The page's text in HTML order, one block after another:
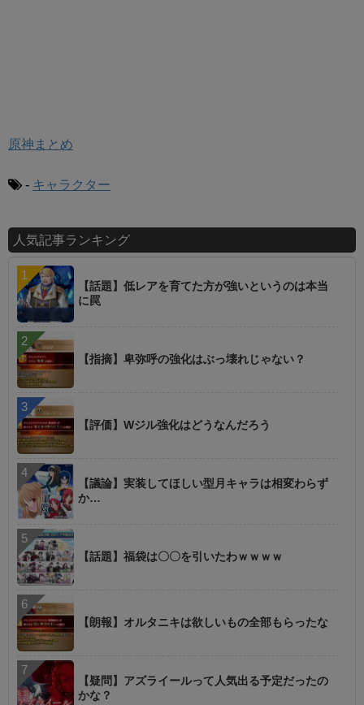
原神まとめ
- キャラクター
人気記事ランキング
【話題】低レアを育てた方が強いというのは本当
に罠
【指摘】卑弥呼の強化はぶっ壊れじゃない？
【評価】Wジル強化はどうなんだろう
【議論】実装してほしい型月キャラは相変わらず
か…
【話題】福袋は〇〇を引いたわｗｗｗｗ
【朗報】オルタニキは欲しいもの全部もらったな
【疑問】アズライールって人気出る予定だったの
かな？